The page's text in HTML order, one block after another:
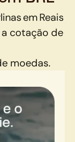
emReais
cotação de
moedas.